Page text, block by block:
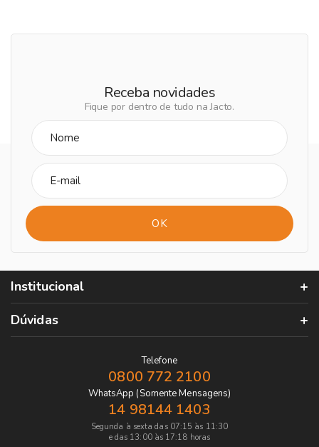
Receba novidades
Fique por dentro de tudo na Jacto.
Institucional
Dúvidas
Telefone
0800 772 2100
WhatsApp (Somente Mensagens)
14 98144 1403
Segunda à sexta das 07:15 às 11:30
e das 13:00 às 17:18 horas